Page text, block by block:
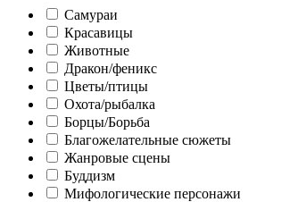
Самураи
Красавицы
Животные
Дракон/феникс
Цветы/птицы
Охота/рыбалка
Борцы/Борьба
Благожелательные сюжеты
Жанровые сцены
Буддизм
Мифологические персонажи